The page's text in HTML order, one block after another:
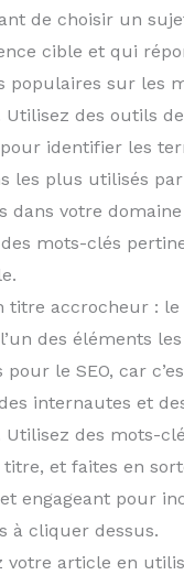
de choisir un
cible et qui
populaires sur les
Utilisez des outils
identifier les
les plus utilisés
dans votre domaine
des mots-clés
titre accrocheur :
des éléments
le SEO, car
internautes et
Utilisez des mots-
et faites en
engageant pour
à cliquer dessus.
votre article en